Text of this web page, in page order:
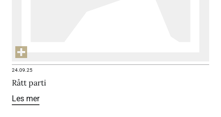
24.09.25
Rått parti
Les mer